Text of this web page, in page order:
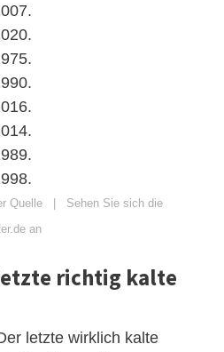
Quelle | Sehen Sie sich die
an
richtig kalte
letzte wirklich kalte